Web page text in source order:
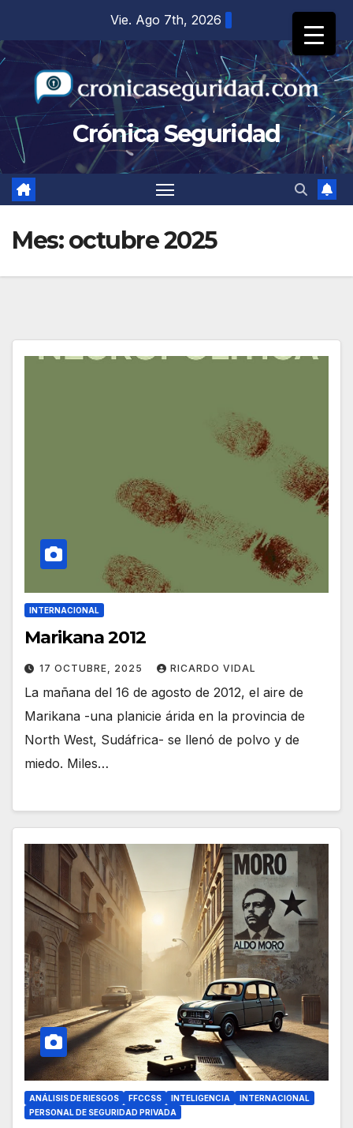
contenido
Vie. Ago 7th, 2026
Crónica Seguridad
Mes:octubre 2025
INTERNACIONAL
Marikana 2012
17 OCTUBRE, 2025 RICARDO VIDAL
La mañana del 16 de agosto de 2012, el aire de
Marikana -una planicie árida en la provincia de
North West, Sudáfrica- se llenó de polvo y de
miedo. Miles…
ANÁLISIS DE RIESGOS FFCCSS INTELIGENCIA
INTERNACIONAL
PERSONAL DE SEGURIDAD PRIVADA